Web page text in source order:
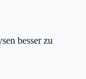
besser zu